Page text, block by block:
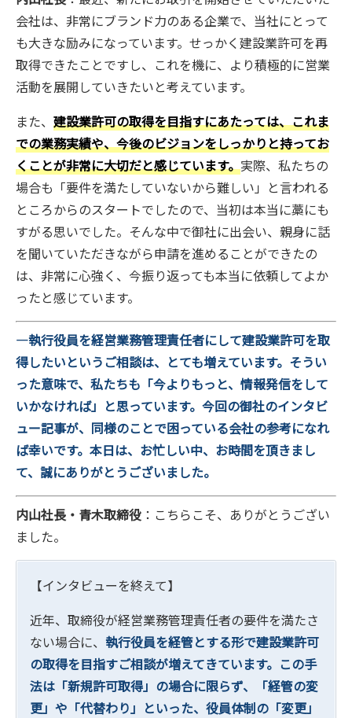
会社は、非常にブランド力のある企業で、当社にとって
も大きな励みになっています。せっかく建設業許可を再
取得できたことですし、これを機に、より積極的に営業
活動を展開していきたいと考えています。
また、 建設業許可の取得を目指すにあたっては、これま
での業務実績や、今後のビジョンをしっかりと持ってお
くことが非常に大切だと感じています。実際、私たちの
場合も「要件を満たしていないから難しい」と言われる
ところからのスタートでしたので、当初は本当に藁にも
すがる思いでした。そんな中で御社に出会い、親身に話
を聞いていただきながら申請を進めることができたの
は、非常に心強く、今振り返っても本当に依頼してよか
ったと感じています。
―執行役員を経営業務管理責任者にして建設業許可を取
得したいというご相談は、とても増えています。そうい
った意味で、私たちも「今よりもっと、情報発信をして
いかなければ」と思っています。今回の御社のインタビ
ュー記事が、同様のことで困っている会社の参考になれ
ば幸いです。本日は、お忙しい中、お時間を頂きまし
て、誠にありがとうございました。
内山社長・青木取締役 ：こちらこそ、ありがとうござい
ました。
【インタビューを終えて】
近年、取締役が経営業務管理責任者の要件を満たさ
ない場合に、 執行役員を経管とする形で建設業許可
の取得を目指すご相談が増えてきています。この手
法は「新規許可取得」の場合に限らず、「経管の変
更」や「代替わり」といった、役員体制の「変更」